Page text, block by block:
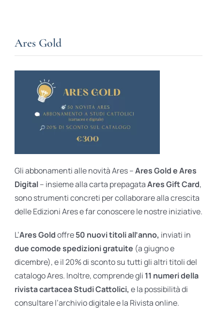
Ares Gold
Gli abbonamenti alle novità Ares –Ares Gold e Ares
Digital– insieme alla carta prepagataAres Gift Card,
sono strumenti concreti per collaborare alla crescita
delle Edizioni Ares e far conoscere le nostre iniziative.
L’Ares Goldoffre50 nuovi titoli all’anno, inviati in
due comode spedizioni gratuite (a giugno e
dicembre), e il 20% di sconto su tutti gli altri titoli del
catalogo Ares. Inoltre, comprende gli 11 numeri della
rivista cartacea Studi Cattolici, e la possibilità di
consultare l’archivio digitale e la Rivista online.